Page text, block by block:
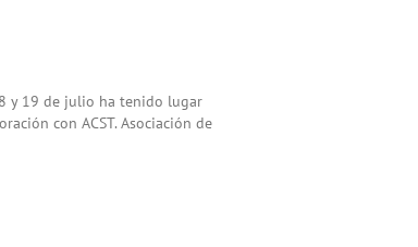
y 19 de julio ha tenido lugar
con ACST. Asociación de